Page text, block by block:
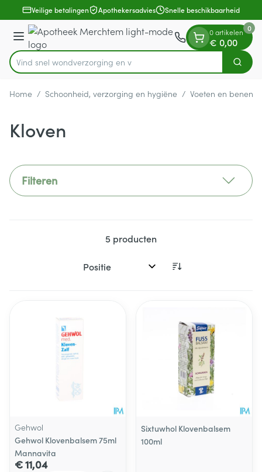
Ga naar de inhoud
1 van 1Veilige betalingen Apothekersadvies Snelle beschikbaarheid
Menu
Product, merk, categorie...
Vind snel wondverzorging Zoek
0 artikelen
€ 0,00
0
Home / Schoonheid, verzorging en hygiëne / Voeten en benen
Kloven
Filteren
5 producten
Sorteer op:
Gehwol
Gehwol Klovenbalsem 75ml
Mannavita
€ 11,04
Sixtuwhol Klovenbalsem
100ml